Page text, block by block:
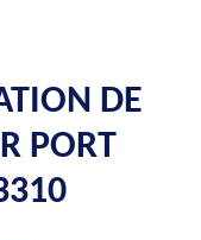
DE
PORT